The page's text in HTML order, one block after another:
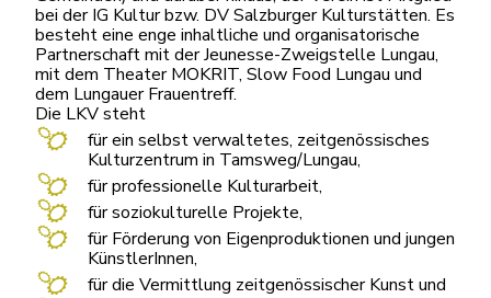
bei der IG Kultur bzw. DV Salzburger Kulturstätten. Es
besteht eine enge inhaltliche und organisatorische
Partnerschaft mit der Jeunesse-Zweigstelle Lungau,
mit dem Theater MOKRIT, Slow Food Lungau und
dem Lungauer Frauentreff.
Die LKV steht
für ein selbst verwaltetes, zeitgenössisches
Kulturzentrum in Tamsweg/Lungau,
für professionelle Kulturarbeit,
für soziokulturelle Projekte,
für Förderung von Eigenproduktionen und jungen
KünstlerInnen,
für die Vermittlung zeitgenössischer Kunst und